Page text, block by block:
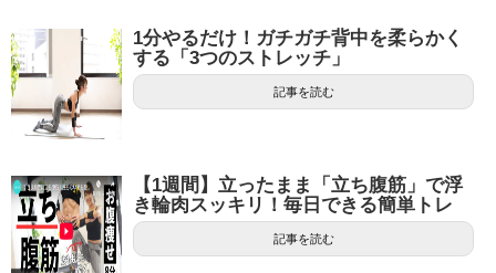
1分やるだけ！ガチガチ背中を柔らかく
する「3つのストレッチ」
記事を読む
【1週間】立ったまま「立ち腹筋」で浮
き輪肉スッキリ！毎日できる簡単トレ
記事を読む